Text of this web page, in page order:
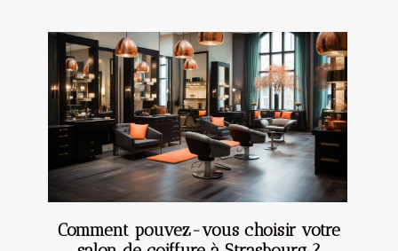
Comment pouvez-vous choisir votre